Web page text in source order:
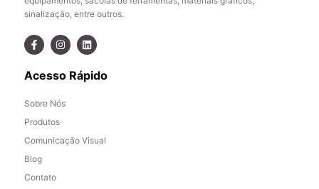
sinalização, entre outros.
Acesso Rápido
Sobre Nós
Produtos
Comunicação Visual
Blog
Contato